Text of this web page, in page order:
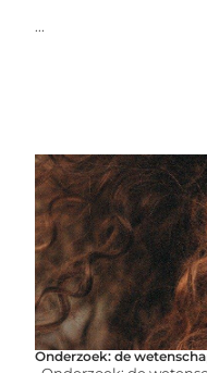
...
Onderzoek: de